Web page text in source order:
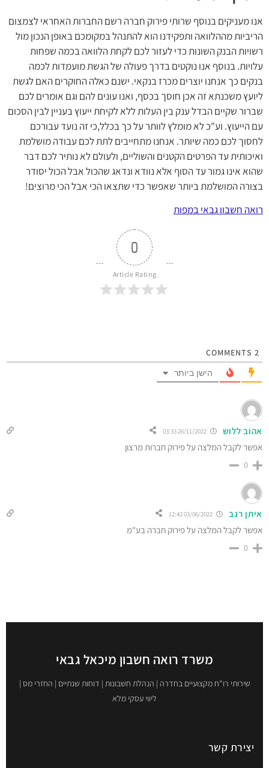
אנו מעניקים בנוסף שרותי פירוק חברה רשם החברות האחראי לצמצום
הריביות מההלוואה ותפקידנו הוא להתנהל במקומכם באופן הנכון מול
רשויות הבנק השונות כדי לעזור לכם לקחת הלוואה בכמה שפחות
עלויות. בנוסף אנו נוקטים בדרך פעולה של הגשת מועמדות לכמה
בנקים כך אנחנו יוצרים מכרז בנקאי. ישנם כאלה החוקרים האם לגשת
ליועץ משכנתא זה אכן חוסך בכסף, ואנו עונים להם וגם אומרים לכם
שברור שקיים הבדל ענק בין העלות ללא לקיחת ייעוץ בעניין לבין הסכום
עם הייעוץ. וע"כ לא מומלץ לוותר על כך בכלל,כי זה נועד עבורכם
לחסוך לכם כמה שיותר. אנחנו מתחייבים לתת לכם עבודה מושלמת
ואיכותית עד הפרטים הקטנים והשוליים, ולעולם לא נותיר לכם דבר
שהוא אינו גמור עד הסוף אלא נוודא ונדאג שהכול אבל הכול יסודר
בצורה המושלמת ביותר שאפשר כדי שתצאו הכי אבל הכי מרוצים!
רואה חשבון גבאי במפות
0
Article Rating
2
הישן ביותר
אהוב ללוש 26/11/2022 03:33
אפשר לקבל המלצה על פירוק חברות מרצון
0
איתן רגב
אפשר לקבל המלצה על פירוק חברה בע"מ
0
משרד רואה חשבון מיכאל גבאי
שירותי רו"ח מקצועיים בחדרה | הנהלת חשבונות | דוחות שנתיים | החזרי מס |
ליווי עסקי מלא
יצירת קשר